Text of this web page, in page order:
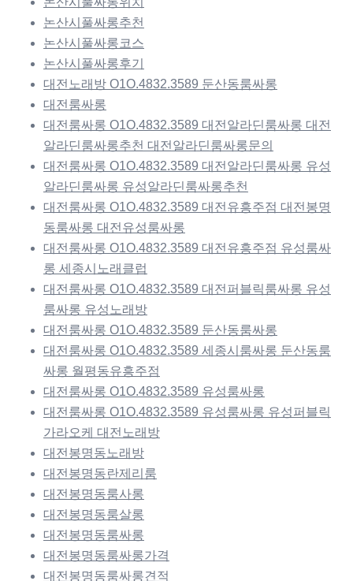
논산시풀싸롱추천
논산시풀싸롱코스
논산시풀싸롱후기
대전노래방 O1O.4832.3589 둔산동룸싸롱
대전룸싸롱
대전룸싸롱 O1O.4832.3589 대전알라딘룸싸롱 대전
알라딘룸싸롱추천 대전알라딘룸싸롱문의
대전룸싸롱 O1O.4832.3589 대전알라딘룸싸롱 유성
알라딘룸싸롱 유성알라딘룸싸롱추천
대전룸싸롱 O1O.4832.3589 대전유흥주점 대전봉명
동룸싸롱 대전유성룸싸롱
대전룸싸롱 O1O.4832.3589 대전유흥주점 유성룸싸
롱 세종시노래클럽
대전룸싸롱 O1O.4832.3589 대전퍼블릭룸싸롱 유성
룸싸롱 유성노래방
대전룸싸롱 O1O.4832.3589 둔산동룸싸롱
대전룸싸롱 O1O.4832.3589 세종시룸싸롱 둔산동룸
싸롱 월평동유흥주점
대전룸싸롱 O1O.4832.3589 유성룸싸롱
대전룸싸롱 O1O.4832.3589 유성룸싸롱 유성퍼블릭
가라오케 대전노래방
대전봉명동노래방
대전봉명동란제리룸
대전봉명동룸사롱
대전봉명동룸살롱
대전봉명동룸싸롱
대전봉명동룸싸롱가격
대전봉명동룸싸롱견적